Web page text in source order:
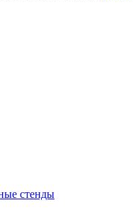
стенды